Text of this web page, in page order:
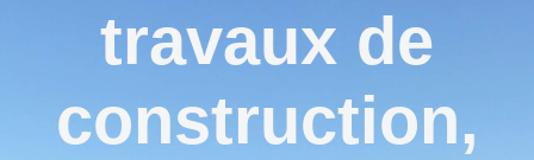
travaux de
construction,